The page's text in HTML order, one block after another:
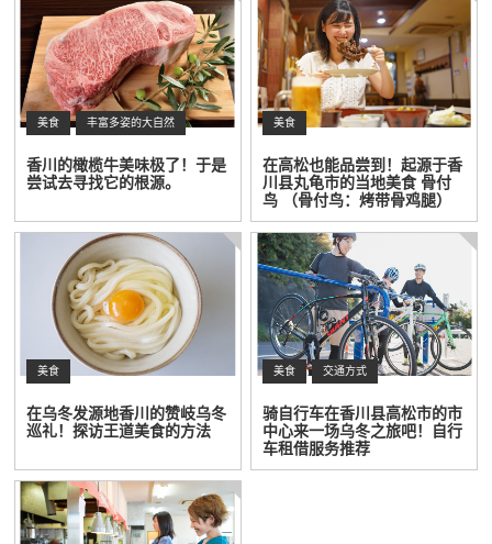
美食 丰富多姿的大自然
香川的橄榄牛美味极了！于是
尝试去寻找它的根源。
美食
在高松也能品尝到！起源于香
川县丸龟市的当地美食 骨付
鸟 （骨付鸟：烤带骨鸡腿）
美食
在乌冬发源地香川的赞岐乌冬
巡礼！探访王道美食的方法
美食 交通方式
骑自行车在香川县高松市的市
中心来一场乌冬之旅吧！自行
车租借服务推荐